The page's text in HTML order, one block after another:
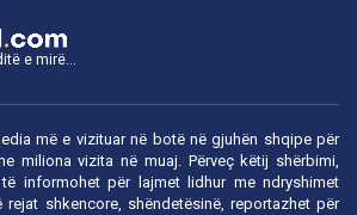
e mirë...
më e vizituar në botë në gjuhën shqipe për
miliona vizita në muaj. Përveç këtij shërbimi,
informohet për lajmet lidhur me ndryshimet
rejat shkencore, shëndetësinë, reportazhet për